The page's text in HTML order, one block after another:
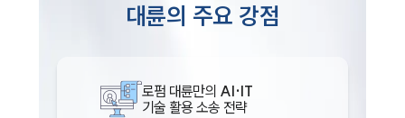
대륜의 주요 강점
로펌 대륜만의 AI·IT
기술 활용 소송 전략